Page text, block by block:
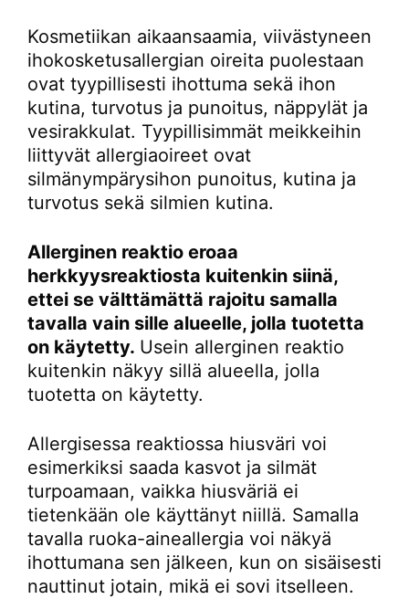
Kosmetiikan aikaansaamia, viivästyneen
ihokosketusallergian oireita puolestaan
ovat tyypillisesti ihottuma sekä ihon
kutina, turvotus ja punoitus, näppylät ja
vesirakkulat. Tyypillisimmät meikkeihin
liittyvät allergiaoireet ovat
silmänympärysihon punoitus, kutina ja
turvotus sekä silmien kutina.
Allerginen reaktio eroaa
herkkyysreaktiosta kuitenkin siinä,
ettei se välttämättä rajoitu samalla
tavalla vain sille alueelle, jolla tuotetta
on käytetty. Usein allerginen reaktio
kuitenkin näkyy sillä alueella, jolla
tuotetta on käytetty.
Allergisessa reaktiossa hiusväri voi
esimerkiksi saada kasvot ja silmät
turpoamaan, vaikka hiusväriä ei
tietenkään ole käyttänyt niillä. Samalla
tavalla ruoka-aineallergia voi näkyä
ihottumana sen jälkeen, kun on sisäisesti
nauttinut jotain, mikä ei sovi itselleen.